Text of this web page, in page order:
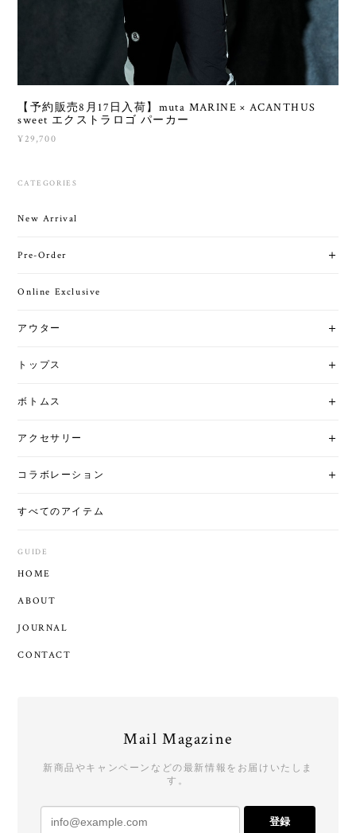
【予約販売8月17日入荷】muta MARINE × ACANTHUS
sweet エクストラロゴ パーカー
¥29,700
CATEGORIES
New Arrival
Pre-Order
Online Exclusive
アウター
トップス
ボトムス
アクセサリー
コラボレーション
すべてのアイテム
GUIDE
HOME
ABOUT
JOURNAL
CONTACT
Mail Magazine
新商品やキャンペーンなどの最新情報をお届けいたしま
す。
登録